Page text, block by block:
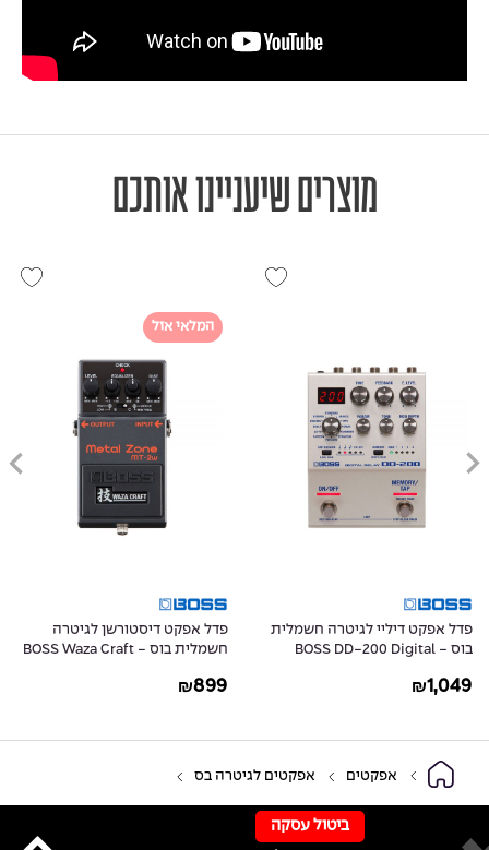
מוצרים שיעניינו אותכם
פדל אפקט דיליי לגיטרה חשמלית
בוס - BOSS DD-200 Digital
₪1,049
המלאי אזל
פדל אפקט דיסטורשן לגיטרה
חשמלית בוס - BOSS Waza Craft
₪899
אפקטים אפקטים לגיטרה בס
ביטול עסקה